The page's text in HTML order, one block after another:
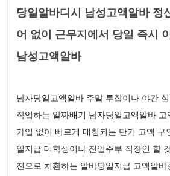
당일알바디시 남성고액알바 정
어 없이 근무지에서 당일 즉시
남성고액알바
남자당일고액알바 주말 투잡이나 야간
작업하는 알짜배기 남자당일고액알바
가입 없이 빠르게 매칭되는 단기 고액 구
일지급 대학생이나 전업주부 직장인 할
전으로 치환하는 알바당일지급 고액알